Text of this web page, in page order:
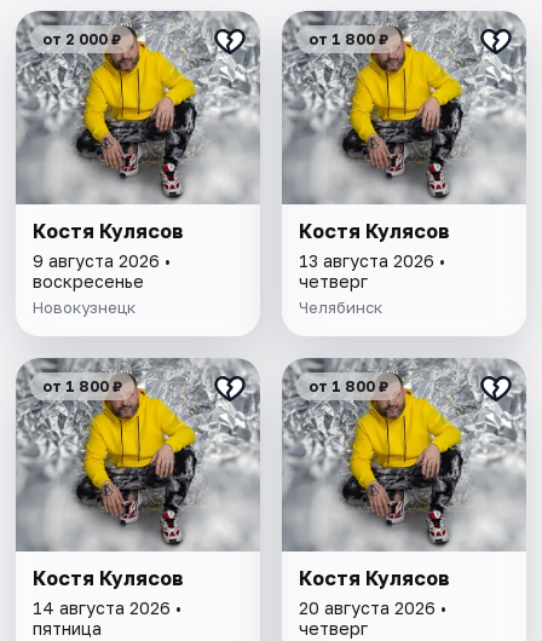
от 2 000 ₽
Костя Кулясов
9 августа 2026 •
воскресенье
Новокузнецк
от 1 800 ₽
Костя Кулясов
13 августа 2026 •
четверг
Челябинск
от 1 800 ₽
Костя Кулясов
14 августа 2026 •
пятница
от 1 800 ₽
Костя Кулясов
20 августа 2026 •
четверг